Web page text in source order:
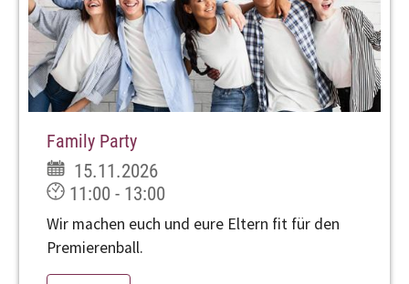
Family Party
15.11.2026
11:00 - 13:00
Wir machen euch und eure Eltern fit für den
Premierenball.